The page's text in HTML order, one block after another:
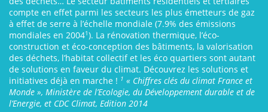
compte en effet parmi les secteurs les plus émetteurs de gaz
à effet de serre à l’échelle mondiale (7.9% des émissions
mondiales en 20041). La rénovation thermique, l’éco-
construction et éco-conception des bâtiments, la valorisation
des déchets, l’habitat collectif et les éco quartiers sont autant
de solutions en faveur du climat. Découvrez les solutions et
initiatives déjà en marche ! 1 « Chiffres clés du climat France et
Monde », Ministère de l’Ecologie, du Développement durable et de
l’Energie, et CDC Climat, Edition 2014